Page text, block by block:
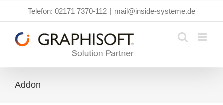
springen
Telefon: 02171 7370-112 | mail@inside-systeme.de
Addon